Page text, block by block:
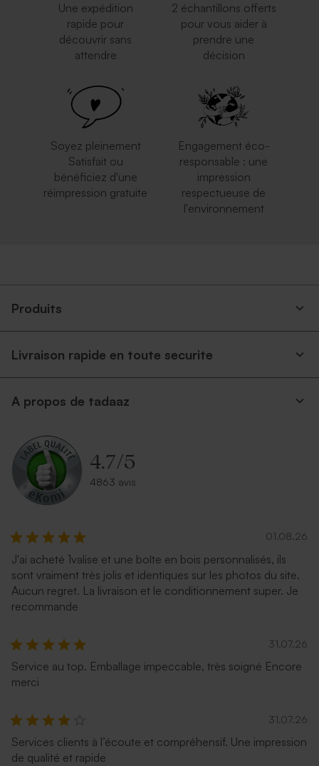
Une expédition
rapide pour
découvrir sans
attendre
2 échantillons offerts
pour vous aider à
prendre une
décision
Soyez pleinement
Satisfait ou
bénéficiez d'une
réimpression gratuite
Engagement éco-
responsable : une
impression
respectueuse de
l'environnement
Produits
Livraison rapide en toute securite
A propos de tadaaz
4.7/5
4863 avis
01.08.26
J'ai acheté 1valise et une boîte en bois personnalisés, ils
sont vraiment très jolis et identiques sur les photos du site.
Aucun regret. La livraison et le conditionnement super. Je
recommande
31.07.26
Service au top. Emballage impeccable, très soigné Encore
merci
31.07.26
Services clients à l’écoute et compréhensif. Une impression
de qualité et rapide